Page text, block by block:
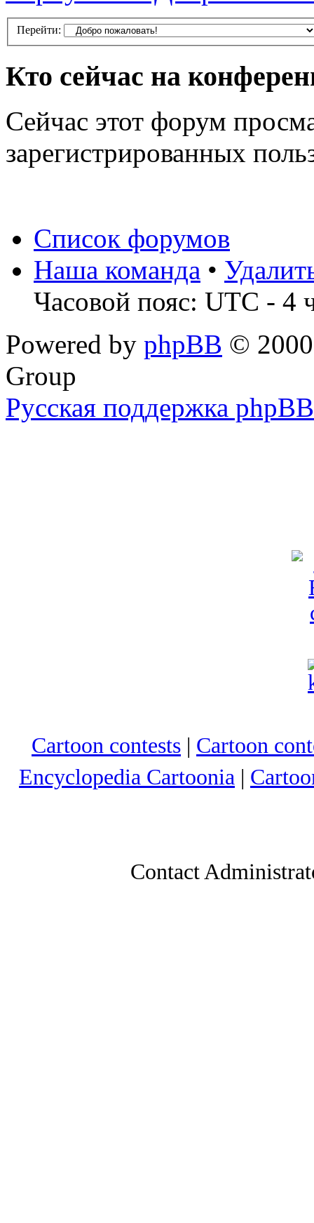
Перейти:
Кто сейчас на
Сейчас этот форум
зарегистрированных
Список форумов
Наша команда •
Часовой пояс: UTC - 4
Powered by phpBB ©
Group
Русская поддержка phpBB
Cartoon contests | Cartoon
Encyclopedia Cartoonia |
Contact